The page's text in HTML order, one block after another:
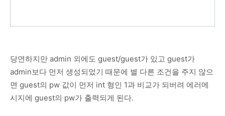
당연하지만 admin 외에도 guest/guest가 있고 guest가
admin보다 먼저 생성되었기 때문에 별 다른 조건을 주지 않으
면 guest의 pw 값이 먼저 int 형인 1과 비교가 되버려 에러메
시지에 guest의 pw가 출력되게 된다.